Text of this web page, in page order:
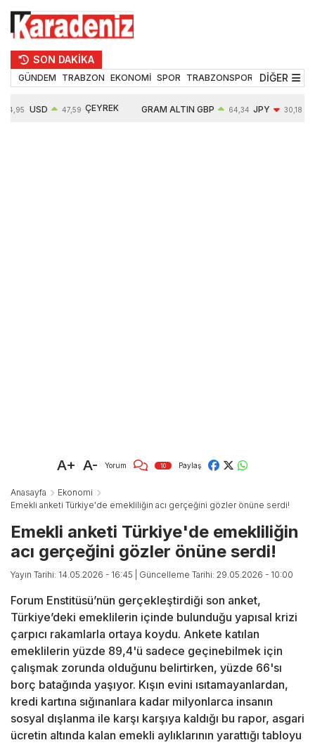
SON DAKİKA
GÜNDEM TRABZON EKONOMİ SPOR TRABZONSPOR TEKNOLOJİ
DİĞER
54,95 USD 47,59 ÇEYREK GRAM ALTIN GBP 64,34 JPY 30,18
A+ A- Yorum 10 Paylaş
Anasayfa
Ekonomi
Emekli anketi Türkiye'de emekliliğin acı gerçeğini gözler önüne serdi!
Emekli anketi Türkiye'de emekliliğin
acı gerçeğini gözler önüne serdi!
Yayın Tarihi: 14.05.2026 - 16:45 | Güncelleme Tarihi: 29.05.2026 - 10:00
Forum Enstitüsü’nün gerçekleştirdiği son anket,
Türkiye’deki emeklilerin içinde bulunduğu yapısal krizi
çarpıcı rakamlarla ortaya koydu. Ankete katılan
emeklilerin yüzde 89,4'ü sadece geçinebilmek için
çalışmak zorunda olduğunu belirtirken, yüzde 66'sı
borç batağında yaşıyor. Kışın evini ısıtamayanlardan,
kredi kartına sığınanlara kadar milyonlarca insanın
sosyal dışlanma ile karşı karşıya kaldığı bu rapor, asgari
ücretin altında kalan emekli aylıklarının yarattığı tabloyu